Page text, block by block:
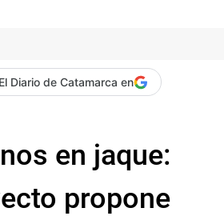
Diario de Catamarca en
en jaque:
propone